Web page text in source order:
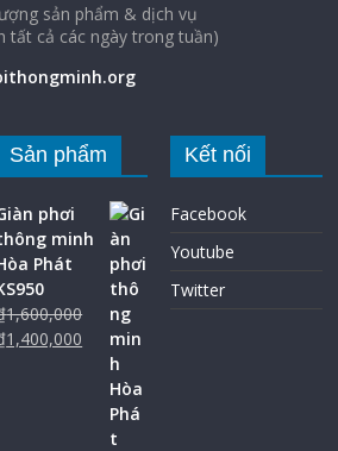
sản phẩm & dịch vụ
tất cả các ngày trong tuần)
Sản phẩm
phơi
minh
Phát
1,600,000
1,400,000
Kết nối
Facebook
Youtube
Twitter